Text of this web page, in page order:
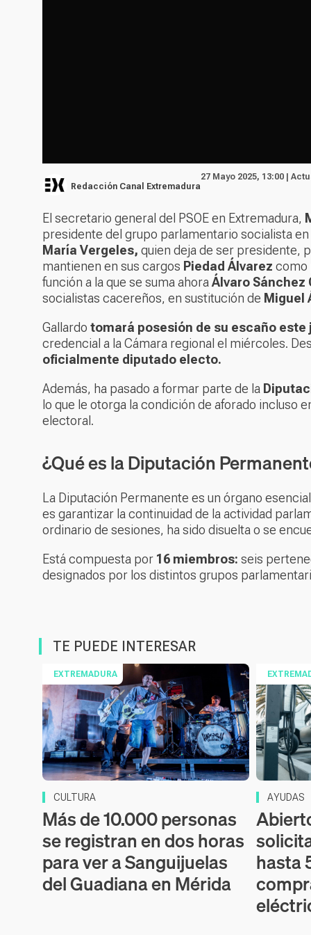
Redacción Canal Extremadura
27 Mayo 2025, 13:00 |
El secretario general del PSOE en Extremadura,
presidente del grupo parlamentario socialista
María Vergeles, quien deja de ser presidente,
mantienen en sus cargos Piedad Álvarez como
función a la que se suma ahoraÁlvaro Sánchez
socialistas cacereños, en sustitución de Miguel
Gallardo tomará posesión de su escaño este
credencial a la Cámara regional el miércoles.
oficialmente diputado electo.
Además, ha pasado a formar parte de la
lo que le otorga la condición de aforado incluso
electoral.
¿Qué es la Diputación
La Diputación Permanente es un órgano
es garantizar la continuidad de la actividad
ordinario de sesiones, ha sido disuelta o se
Está compuesta por 16 miembros: seis
designados por los distintos grupos
TE PUEDE INTERESAR
EXTREMADURA
CULTURA
Más de 10.000 personas
se registran en dos horas
para ver a Sanguijuelas
del Guadiana en Mérida
AYUDAS
hasta